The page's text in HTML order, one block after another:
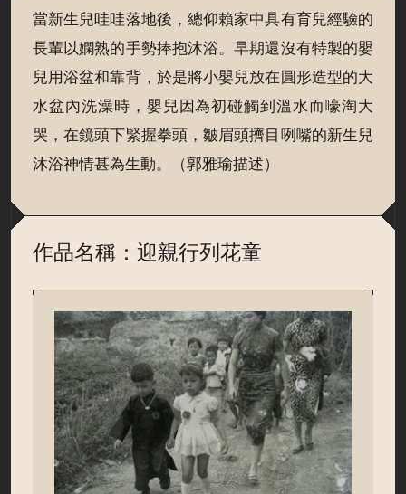
當新生兒哇哇落地後，總仰賴家中具有育兒經驗的
長輩以嫻熟的手勢捧抱沐浴。早期還沒有特製的嬰
兒用浴盆和靠背，於是將小嬰兒放在圓形造型的大
水盆內洗澡時，嬰兒因為初碰觸到溫水而嚎淘大
哭，在鏡頭下緊握拳頭，皺眉頭擠目咧嘴的新生兒
沐浴神情甚為生動。（郭雅瑜描述）
作品名稱：迎親行列花童